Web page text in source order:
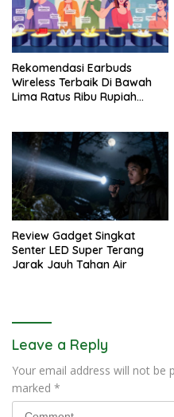
Rekomendasi Earbuds
Wireless Terbaik Di Bawah
Lima Ratus Ribu Rupiah
Review Gadget Singkat
Senter LED Super Terang
Jarak Jauh Tahan Air
Leave a Reply
Your email address will not be
marked *